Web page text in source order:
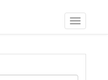
Toggle